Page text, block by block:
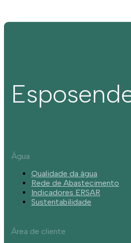
Água
Qualidade da água
Rede de Abastecimento
Indicadores ERSAR
Sustentabilidade
Área de cliente